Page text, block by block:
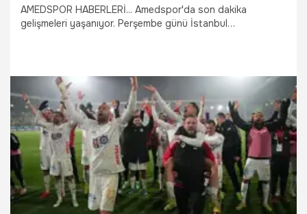
AMEDSPOR HABERLERİ... Amedspor'da son dakika
gelişmeleri yaşanıyor. Perşembe günü İstanbul
8.04.2026 Diyarbakır